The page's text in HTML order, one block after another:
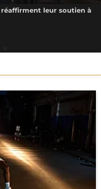
réaffirment leur soutien à